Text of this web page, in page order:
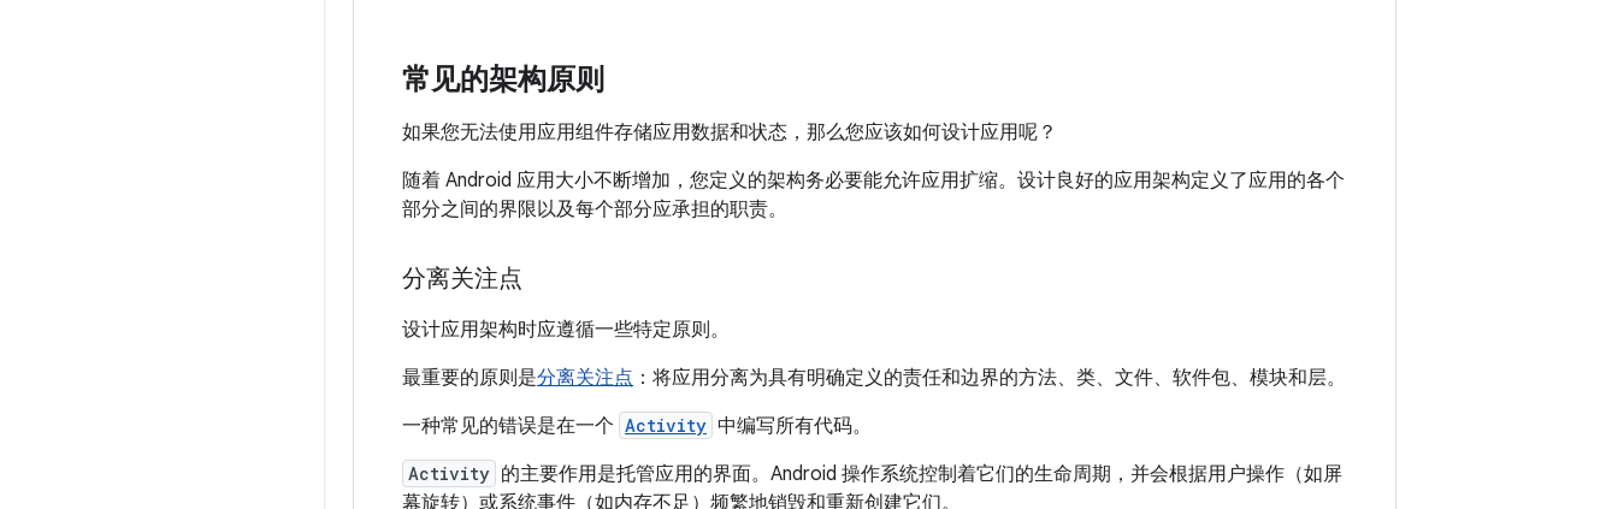
常见的架构原则
如果您无法使用应用组件存储应用数据和状态，那么您应该如何设计应用呢？
随着 Android 应用大小不断增加，您定义的架构务必要能允许应用扩缩。设计良好的应用架构定义了应用的各个
部分之间的界限以及每个部分应承担的职责。
分离关注点
设计应用架构时应遵循一些特定原则。
最重要的原则是分离关注点 ：将应用分离为具有明确定义的责任和边界的方法、类、文件、软件包、模块和层。
一种常见的错误是在一个 Activity 中编写所有代码。
Activity 的主要作用是托管应用的界面。Android 操作系统控制着它们的生命周期，并会根据用户操作（如屏
幕旋转）或系统事件（如内存不足）频繁地销毁和重新创建它们。